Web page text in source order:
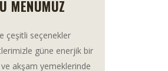
MENÜMÜZ
çeşitli seçenekler
güne enerjik bir
akşam yemeklerinde